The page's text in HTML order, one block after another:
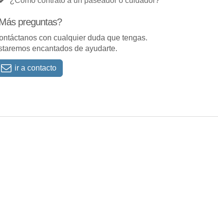
preguntas?
con cualquier duda que tengas.
encantados de ayudarte.
ir a contacto